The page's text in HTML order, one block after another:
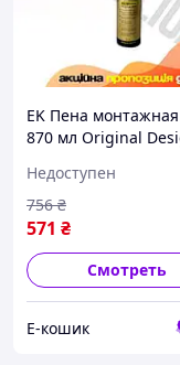
EK Пена
870 мл Original
для изоляции окон и
дверей гермет
Недоступен
571 ₴
756 ₴
Смотреть
Е-кошик